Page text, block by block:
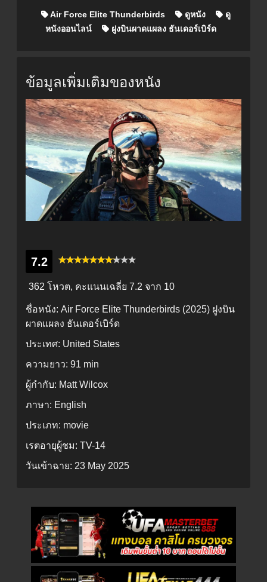
Air Force Elite Thunderbirds ดูหนัง
ดู
หนังออนไลน์
ฝูงบินผาดแผลง ธันเดอร์เบิร์ด
ข้อมูลเพิ่มเติมของหนัง
7.2
362 โหวต, คะแนนเฉลี่ย 7.2 จาก 10
ชื่อหนัง: Air Force Elite Thunderbirds (2025) ฝูงบิน
ผาดแผลง ธันเดอร์เบิร์ด
ประเทศ: United States
ความยาว: 91 min
ผู้กำกับ: Matt Wilcox
ภาษา: English
ประเภท: movie
เรตอายุผู้ชม: TV-14
วันเข้าฉาย: 23 May 2025